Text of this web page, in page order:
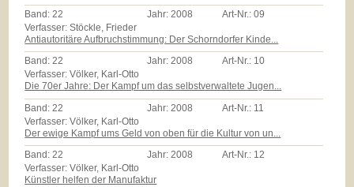
Band: 22 Jahr: 2008 Art-Nr.:09
Verfasser: Stöckle, Frieder
Antiautoritäre Aufbruchstimmung: Der Schorndorfer Kinde...
Band:22 Jahr:2008 Art-Nr.: 10
Verfasser: Völker, Karl-Otto
Die 70er Jahre: Der Kampf um das selbstverwaltete Jugen...
Band: 22 Jahr: 2008 Art-Nr.: 11
Verfasser: Völker, Karl-Otto
Der ewige Kampf ums Geld von oben für die Kultur von un...
Band:22 Jahr:2008 Art-Nr.: 12
Verfasser: Völker, Karl-Otto
Künstler helfen der Manufaktur